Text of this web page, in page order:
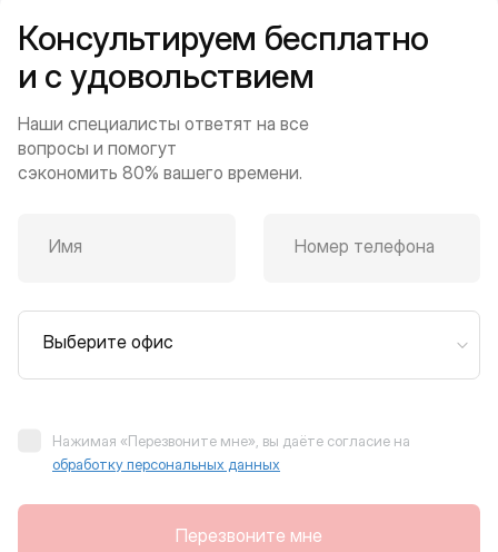
Консультируем бесплатно
и с удовольствием
Наши специалисты ответят на все
вопросы и помогут
сэкономить 80% вашего времени.
Имя Номер телефона
Выберите офис
Нажимая «Перезвоните мне», вы даёте согласие на
обработку персональных данных
Перезвоните мне